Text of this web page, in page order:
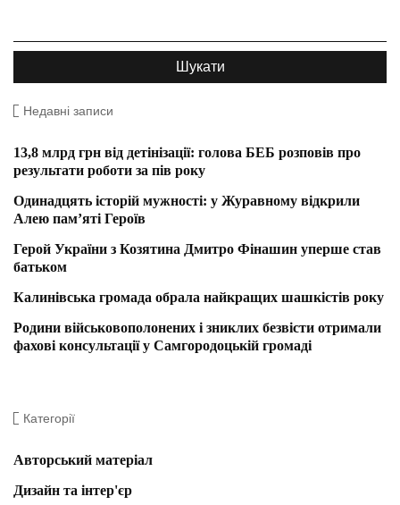
Недавні записи
13,8 млрд грн від детінізації: голова БЕБ розповів про
результати роботи за пів року
Одинадцять історій мужності: у Журавному відкрили
Алею пам’яті Героїв
Герой України з Козятина Дмитро Фінашин уперше став
батьком
Калинівська громада обрала найкращих шашкістів року
Родини військовополонених і зниклих безвісти отримали
фахові консультації у Самгородоцькій громаді
Категорії
Авторський матеріал
Дизайн та інтер'єр